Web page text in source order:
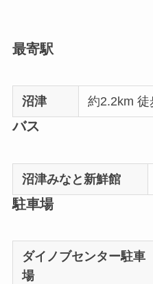
最寄駅
沼津 約2.2km 徒
バス
沼津みなと新鮮館
駐車場
ダイノブセンター駐車
場